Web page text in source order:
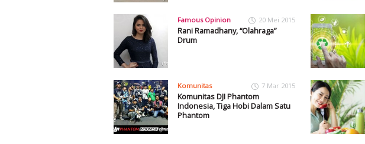
Famous Opinion 20 Mei 2015
Rani Ramadhany, “Olahraga”
Drum
Komunitas 7 Mar 2015
Komunitas DJI Phantom
Indonesia, Tiga Hobi Dalam Satu
Phantom